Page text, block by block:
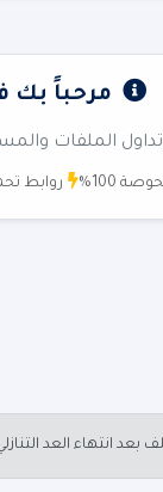
مرحباً بك
الملفات
100% روابط
بعد انتهاء العد